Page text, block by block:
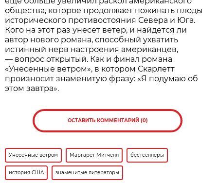
общества, которое продолжает пожинать плоды
исторического противостояния Севера и Юга.
Кого на этот раз унесет ветер, и найдется ли
автор нового романа, способный ухватить
истинный нерв настроения американцев,
— вопрос открытый. Как и финал романа
«Унесенные ветром», в котором Скарлетт
произносит знаменитую фразу: «Я подумаю об
этом завтра».
ОСТАВИТЬ КОММЕНТАРИЙ (0)
Унесенные ветром Маргарет Митчелл бестселлеры
история США знаменитые литераторы